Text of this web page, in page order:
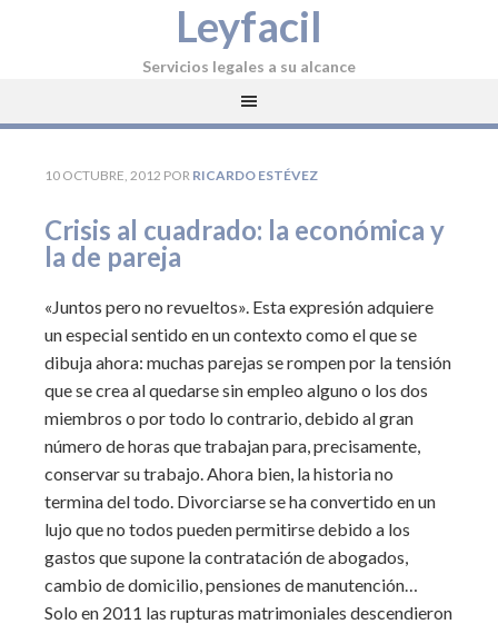
Leyfacil
Servicios legales a su alcance
10 OCTUBRE, 2012 POR RICARDO ESTÉVEZ
Crisis al cuadrado: la económica y
la de pareja
«Juntos pero no revueltos». Esta expresión adquiere
un especial sentido en un contexto como el que se
dibuja ahora: muchas parejas se rompen por la tensión
que se crea al quedarse sin empleo alguno o los dos
miembros o por todo lo contrario, debido al gran
número de horas que trabajan para, precisamente,
conservar su trabajo. Ahora bien, la historia no
termina del todo. Divorciarse se ha convertido en un
lujo que no todos pueden permitirse debido a los
gastos que supone la contratación de abogados,
cambio de domicilio, pensiones de manutención…
Solo en 2011 las rupturas matrimoniales descendieron